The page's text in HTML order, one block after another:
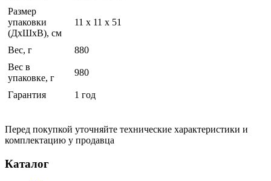
Размер
упаковки
(ДхШхВ), см
11 x 11 x 51
Вес, г
880
Вес в
упаковке, г
980
Гарантия 1 год
Перед покупкой уточняйте технические характеристики и
комплектацию у продавца
Каталог